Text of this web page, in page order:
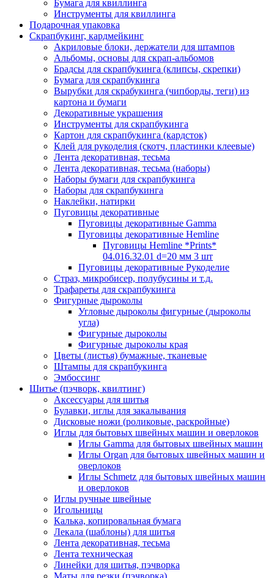
Бумага для квиллинга
Инструменты для квиллинга
Подарочная упаковка
Скрапбукинг, кардмейкинг
Акриловые блоки, держатели для штампов
Альбомы, основы для скрап-альбомов
Брадсы для скрапбукинга (клипсы, скрепки)
Бумага для скрапбукинга
Вырубки для скрабукинга (чипборды, теги) из
картона и бумаги
Декоративные украшения
Инструменты для скрапбукинга
Картон для скрапбукинга (кардсток)
Клей для рукоделия (скотч, пластинки клеевые)
Лента декоративная, тесьма
Лента декоративная, тесьма (наборы)
Наборы бумаги для скрапбукинга
Наборы для скрапбукинга
Наклейки, натирки
Пуговицы декоративные
Пуговицы декоративные Gamma
Пуговицы декоративные Hemline
Пуговицы Hemline *Prints*
04.016.32.01 d=20 мм 3 шт
Пуговицы декоративные Рукоделие
Страз, микробисер, полубусины и т.д.
Трафареты для скрапбукинга
Фигурные дыроколы
Угловые дыроколы фигурные (дыроколы
угла)
Фигурные дыроколы
Фигурные дыроколы края
Цветы (листья) бумажные, тканевые
Штампы для скрапбукинга
Эмбоссинг
Шитье (пэчворк, квилтинг)
Аксессуары для шитья
Булавки, иглы для закалывания
Дисковые ножи (роликовые, раскройные)
Иглы для бытовых швейных машин и оверлоков
Иглы Gamma для бытовых швейных машин
Иглы Organ для бытовых швейных машин и
оверлоков
Иглы Schmetz для бытовых швейных машин
и оверлоков
Иглы ручные швейные
Игольницы
Калька, копировальная бумага
Лекала (шаблоны) для шитья
Лента декоративная, тесьма
Лента техническая
Линейки для шитья, пэчворка
Маты для резки (пэчворка)